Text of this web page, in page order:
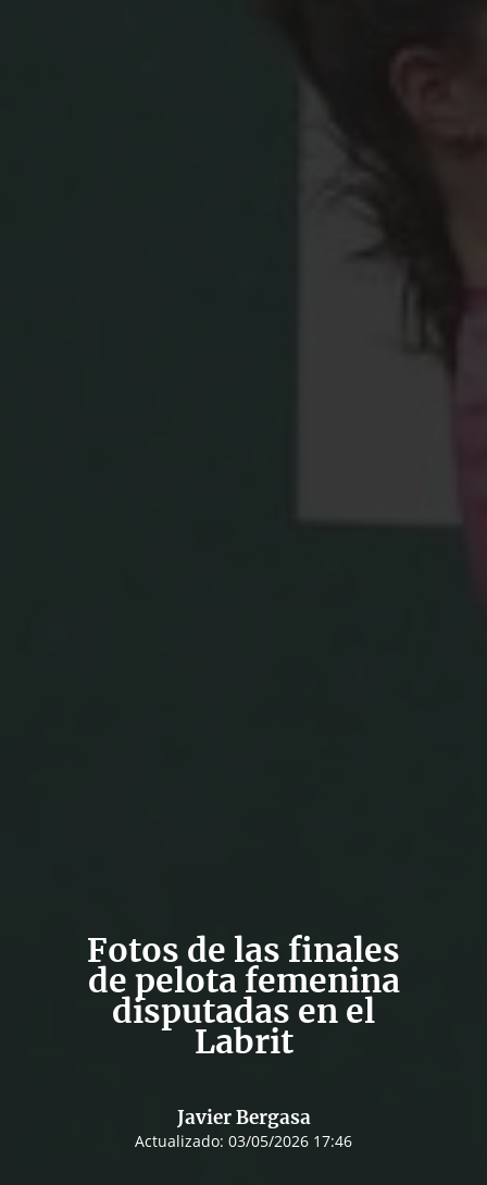
Fotos de las finales
de pelota femenina
disputadas en el
Labrit
Javier Bergasa
Actualizado: 03/05/2026 17:46